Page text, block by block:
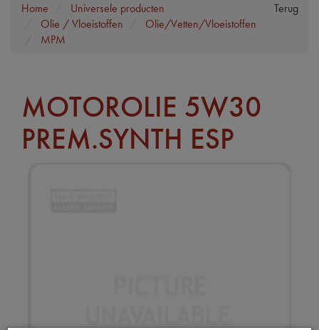
Terug
Home
Universele producten
Olie / Vloeistoffen
Olie/Vetten/Vloeistoffen
MPM
MOTOROLIE 5W30
PREM.SYNTH ESP